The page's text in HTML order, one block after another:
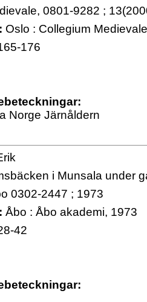
0801-9282 ;
Oslo : Collegium
176
Norge Järnåldern
i Munsala under
0302-2447 ; 1973
Åbo : Åbo akademi, 1973
42